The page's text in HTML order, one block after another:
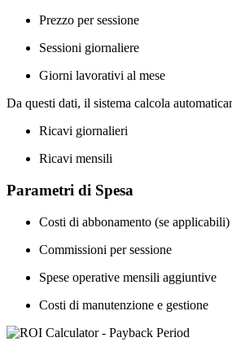
Prezzo per sessione
Sessioni giornaliere
Giorni lavorativi al mese
Da questi dati, il sistema calcola
Ricavi giornalieri
Ricavi mensili
Parametri di Spesa
Costi di abbonamento (se applicabili)
Commissioni per sessione
Spese operative mensili aggiuntive
Costi di manutenzione e gestione